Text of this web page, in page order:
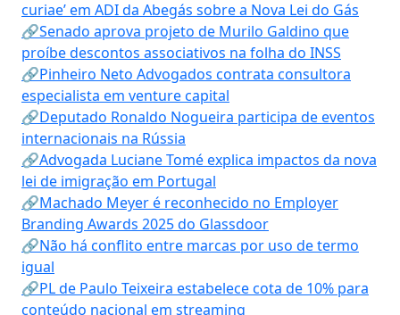
curiae’ em ADI da Abegás sobre a Nova Lei do Gás
🔗Senado aprova projeto de Murilo Galdino que
proíbe descontos associativos na folha do INSS
🔗Pinheiro Neto Advogados contrata consultora
especialista em venture capital
🔗Deputado Ronaldo Nogueira participa de eventos
internacionais na Rússia
🔗Advogada Luciane Tomé explica impactos da nova
lei de imigração em Portugal
🔗Machado Meyer é reconhecido no Employer
Branding Awards 2025 do Glassdoor
🔗Não há conflito entre marcas por uso de termo
igual
🔗PL de Paulo Teixeira estabelece cota de 10% para
conteúdo nacional em streaming